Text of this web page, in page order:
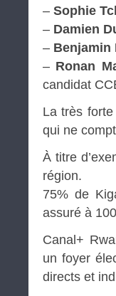
– Sophie
– Damien
– Benjamin
– Ronan
candidat
La très
qui ne
À titre
région.
75% de
assuré à
Canal+
un foyer
directs et